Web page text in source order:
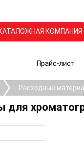
КОМПАНИЯ
Прайс-лист
Расходные
для